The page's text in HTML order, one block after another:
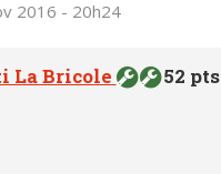
2016 - 20h24
La Bricole 52 pts